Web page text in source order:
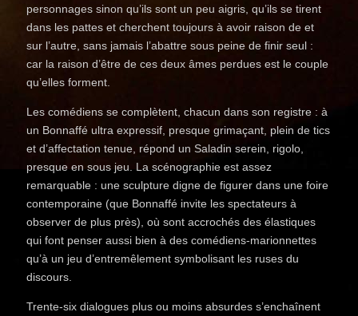
personnages sinon qu’ils sont un peu aigris, qu’ils se tirent
dans les pattes et cherchent toujours à avoir raison de et
sur l’autre, sans jamais l’abattre sous peine de finir seul :
car la raison d’être de ces deux âmes perdues est le couple
qu’elles forment.
Les comédiens se complètent, chacun dans son registre : à
un Bonnaffé ultra expressif, presque grimaçant, plein de tics
et d’affectation tenue, répond un Saladin serein, rigolo,
presque en sous jeu. La scénographie est assez
remarquable : une sculpture digne de figurer dans une foire
contemporaine (que Bonnaffé invite les spectateurs à
observer de plus près), où sont accrochés des élastiques
qui font penser aussi bien à des comédiens-marionnettes
qu’à un jeu d’entremêlement symbolisant les ruses du
discours.
Trente-six dialogues plus ou moins absurdes s’enchaînent